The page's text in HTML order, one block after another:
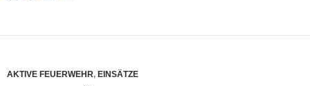
AKTIVE FEUERWEHR, EINSÄTZE